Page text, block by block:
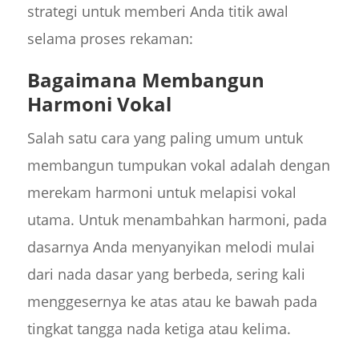
strategi untuk memberi Anda titik awal
selama proses rekaman:
Bagaimana Membangun
Harmoni Vokal
Salah satu cara yang paling umum untuk
membangun tumpukan vokal adalah dengan
merekam harmoni untuk melapisi vokal
utama. Untuk menambahkan harmoni, pada
dasarnya Anda menyanyikan melodi mulai
dari nada dasar yang berbeda, sering kali
menggesernya ke atas atau ke bawah pada
tingkat tangga nada ketiga atau kelima.